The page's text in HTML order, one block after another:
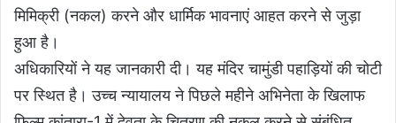
मिमिक्री (नकल) करने और धार्मिक भावनाएं आहत करने से जुड़ा
हुआ है।
अधिकारियों ने यह जानकारी दी। यह मंदिर चामुंडी पहाड़ियों की चोटी
पर स्थित है। उच्च न्यायालय ने पिछले महीने अभिनेता के खिलाफ